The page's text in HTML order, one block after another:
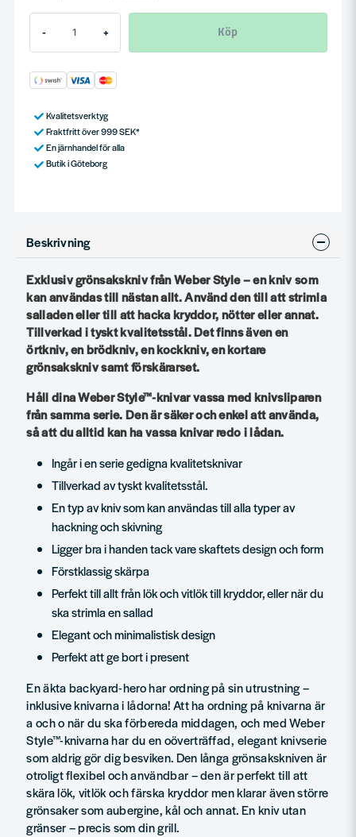
- + Köp
Kvalitetsverktyg
Fraktfritt över 999 SEK*
En järnhandel för alla
Butik i Göteborg
Beskrivning
Exklusiv grönsakskniv från Weber Style – en kniv som
kan användas till nästan allt. Använd den till att strimla
salladen eller till att hacka kryddor, nötter eller annat.
Tillverkad i tyskt kvalitetsstål. Det finns även en
örtkniv, en brödkniv, en kockkniv, en kortare
grönsakskniv samt förskärarset.
Håll dina Weber Style™-knivar vassa med knivsliparen
från samma serie. Den är säker och enkel att använda,
så att du alltid kan ha vassa knivar redo i lådan.
Ingår i en serie gedigna kvalitetsknivar
Tillverkad av tyskt kvalitetsstål.
En typ av kniv som kan användas till alla typer av
hackning och skivning
Ligger bra i handen tack vare skaftets design och form
Förstklassig skärpa
Perfekt till allt från lök och vitlök till kryddor, eller när du
ska strimla en sallad
Elegant och minimalistisk design
Perfekt att ge bort i present
En äkta backyard-hero har ordning på sin utrustning –
inklusive knivarna i lådorna! Att ha ordning på knivarna är
a och o när du ska förbereda middagen, och med Weber
Style™-knivarna har du en oöverträffad, elegant knivserie
som aldrig gör dig besviken. Den långa grönsakskniven är
otroligt flexibel och användbar – den är perfekt till att
skära lök, vitlök och färska kryddor men klarar även större
grönsaker som aubergine, kål och annat. En kniv utan
gränser – precis som din grill.